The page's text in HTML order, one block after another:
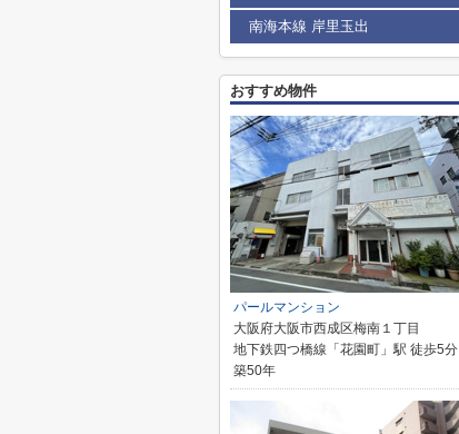
南海本線 岸里玉出
おすすめ物件
パールマンション
大阪府大阪市西成区梅南１丁目
地下鉄四つ橋線「花園町」駅 徒歩5分
築50年